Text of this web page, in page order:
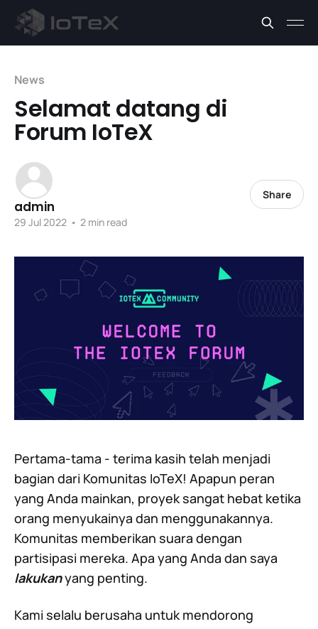
News
Selamat datang di
Forum IoTeX
admin
29 Jul 2022 • 2 min read
Share
Pertama-tama - terima kasih telah menjadi
bagian dari Komunitas IoTeX! Apapun peran
yang Anda mainkan, proyek sangat hebat ketika
orang menyukainya dan menggunakannya.
Komunitas memberikan suara dengan
partisipasi mereka. Apa yang Anda dan saya
lakukanyang penting.
Kami selalu berusaha untuk mendorong